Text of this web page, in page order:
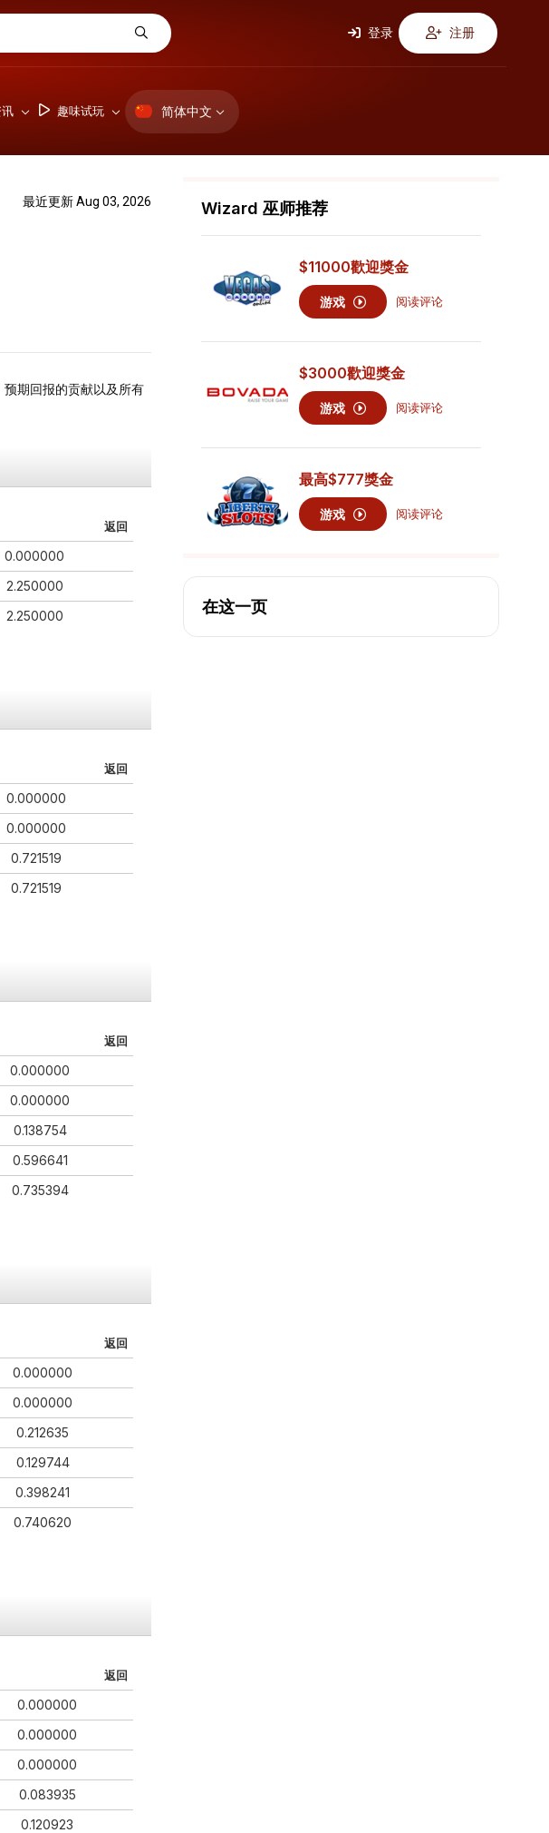
登录 注册
趣味试玩 简体中文
最近更新 Aug 03, 2026
预期回报的贡献以及所有
返回
0.000000
2.250000
2.250000
返回
0.000000
0.000000
0.721519
0.721519
返回
0.000000
0.000000
0.138754
0.596641
0.735394
返回
0.000000
0.000000
0.212635
0.129744
0.398241
0.740620
返回
0.000000
0.000000
0.000000
0.083935
0.120923
Wizard 巫师推荐
$11000歡迎獎金
游戏 阅读评论
$3000歡迎獎金
游戏 阅读评论
最高$777獎金
游戏 阅读评论
在这一页